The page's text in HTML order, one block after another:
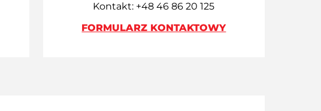
Kontakt: +48 46 86 20 125
FORMULARZ KONTAKTOWY